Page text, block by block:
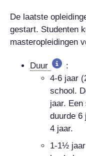
De laatste
gestart. Studenten
masteropleidingen
Duur
:
4-6 jaar
school.
jaar.
duurde 6
4 jaar.
1-1½